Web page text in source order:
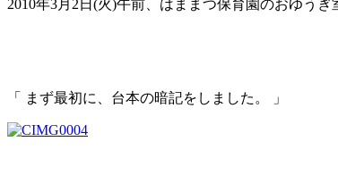
2010年3月2日(火)午前、はままつ保育園のおゆう
「 まず最初に、台本の暗記をしました。 」